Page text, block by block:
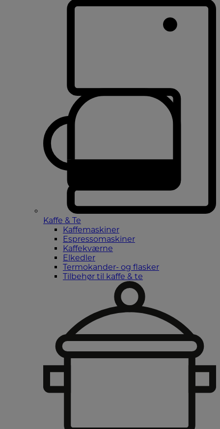
Kaffe & Te
Kaffemaskiner
Espressomaskiner
Kaffekværne
Elkedler
Termokander- og flasker
Tilbehør til kaffe & te